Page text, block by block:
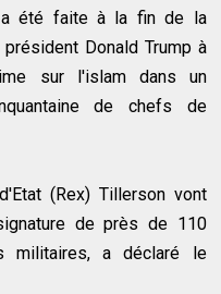
a été faite à la fin de la
Donald Trump à
sur l'islam dans un
de chefs de
(Rex) Tillerson vont
de près de 110
militaires, a déclaré le